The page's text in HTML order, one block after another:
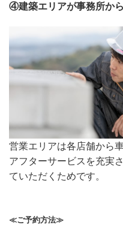
④建築エリアが事務所か
営業エリアは各店舗から
アフターサービスを充実
ていただくためです。
≪ご予約方法≫